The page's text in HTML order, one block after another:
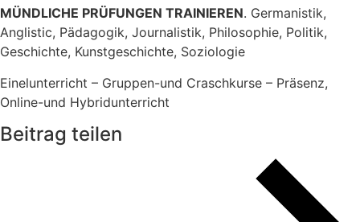
MÜNDLICHE PRÜFUNGEN TRAINIEREN. Germanistik,
Anglistic, Pädagogik, Journalistik, Philosophie, Politik,
Geschichte, Kunstgeschichte, Soziologie
Einelunterricht – Gruppen-und Craschkurse – Präsenz,
Online-und Hybridunterricht
Beitrag teilen